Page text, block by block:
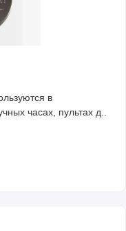
в
часах, пультах д..